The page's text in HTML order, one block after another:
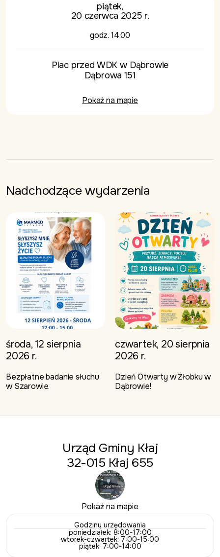
piątek,
20 czerwca 2025 r.
godz. 14:00
Plac przed WDK w Dąbrowie
Dąbrowa 151
Pokaż na mapie
Nadchodzące wydarzenia
środa, 12 sierpnia
2026 r.
Bezpłatne badanie słuchu
w Szarowie.
czwartek, 20 sierpnia
2026 r.
Dzień Otwarty w Żłobku w
Dąbrowie!
Urząd Gminy Kłaj
32-015 Kłaj 655
Pokaż na mapie
Godziny urzędowania
poniedziałek: 8:00-17:00
wtorek-czwartek: 7:00-15:00
piątek: 7:00-14:00